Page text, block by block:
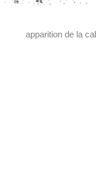
apparition de la